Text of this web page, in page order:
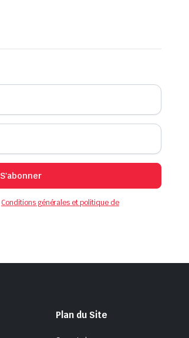
S'abonner
Conditions générales et politique de
Plan du Site